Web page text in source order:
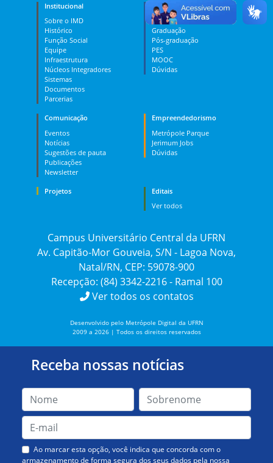
Institucional
Sobre o IMD
Histórico
Função Social
Equipe
Infraestrutura
Núcleos Integradores
Sistemas
Documentos
Parcerias
Ensino
Curso Técnico
Graduação
Pós-graduação
PES
MOOC
Dúvidas
Comunicação
Eventos
Notícias
Sugestões de pauta
Publicações
Newsletter
Empreendedorismo
Metrópole Parque
Jerimum Jobs
Dúvidas
Projetos
Editais
Ver todos
Campus Universitário Central da UFRN
Av. Capitão-Mor Gouveia, S/N - Lagoa Nova,
Natal/RN, CEP: 59078-900
Recepção: (84) 3342-2216 - Ramal 100
Ver todos os contatos
Desenvolvido pelo Metrópole Digital da UFRN
2009 a 2026 | Todos os direitos reservados
Receba nossas notícias
Ao marcar esta opção, você indica que concorda com o
armazenamento de forma segura dos seus dados pela nossa